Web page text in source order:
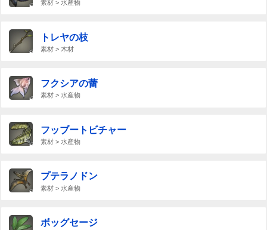
素材 > 水産物
トレヤの枝
素材 > 木材
フクシアの蕾
素材 > 水産物
フッブートビチャー
素材 > 水産物
プテラノドン
素材 > 水産物
ボッグセージ